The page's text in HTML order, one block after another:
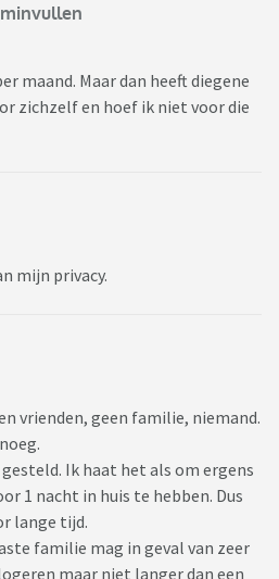
maand. Maar dan heeft diegene
zichzelf en hoef ik niet voor die
mijn privacy.
vrienden, geen familie, niemand.
Ik haat het als om ergens
1 nacht in huis te hebben. Dus
lange tijd.
familie mag in geval van zeer
maar niet langer dan een